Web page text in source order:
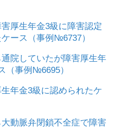
厚生年金3級に障害認定
ース（事例№6737）
院していたが障害厚生年
（事例№6695）
年金3級に認められたケ
動脈弁閉鎖不全症で障害